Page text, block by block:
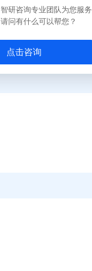
智研咨询专业团队为您服务
请问有什么可以帮您？
点击咨询